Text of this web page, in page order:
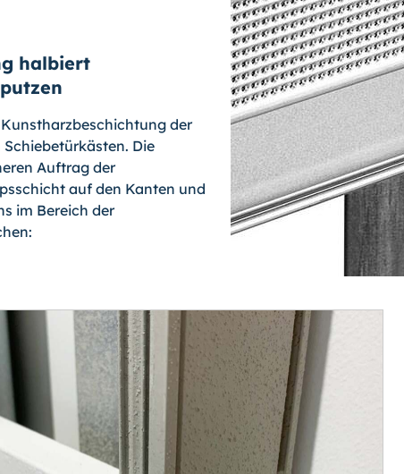
halbiert
der
Die
Auftrag der
auf den Kanten und
im Bereich der